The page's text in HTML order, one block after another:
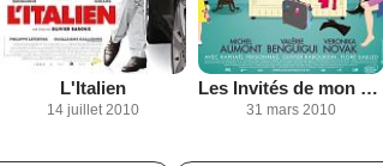
L'Italien
14 juillet 2010
Les Invités de mon père
31 mars 2010